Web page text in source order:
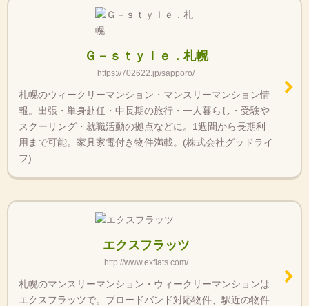
Ｇ－ｓｔｙｌｅ．札幌
https://702622.jp/sapporo/
札幌のウィークリーマンション・マンスリーマンション情
報。出張・単身赴任・中長期の旅行・一人暮らし・受験や
スクーリング・就職活動の拠点などに。1週間から長期利
用まで可能。家具家電付き物件満載。(株式会社グッドライ
フ)
エクスフラッツ
http://www.exflats.com/
札幌のマンスリーマンション・ウィークリーマンションは
エクスフラッツで。ブロードバンド対応物件、駅近の物件